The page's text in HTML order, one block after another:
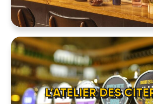
L’ATELIER DES